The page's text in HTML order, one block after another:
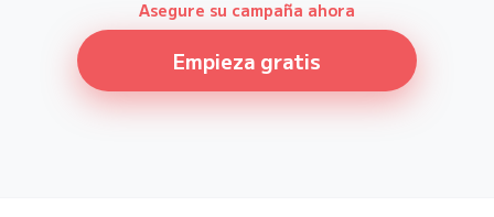
Asegure su campaña ahora
Empieza gratis